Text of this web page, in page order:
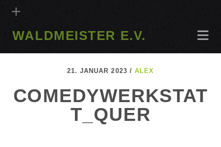
WALDMEISTER E.V.
21. JANUAR 2023 / ALEX
COMEDYWERKSTAT
T_QUER